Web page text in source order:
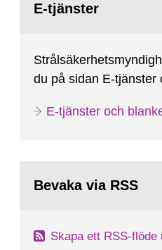
sida:E-tjänster
du på sidan E-tjänster
E-tjänster och
Bevaka via RSS
Skapa ett RSS-